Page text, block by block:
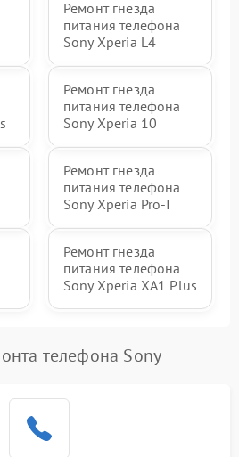
Ремонт гнезда
питания телефона
Sony Xperia L4
Ремонт гнезда
питания телефона
Sony Xperia 10
Ремонт гнезда
питания телефона
Sony Xperia Pro‑I
Ремонт гнезда
питания телефона
Sony Xperia XA1 Plus
телефона Sony